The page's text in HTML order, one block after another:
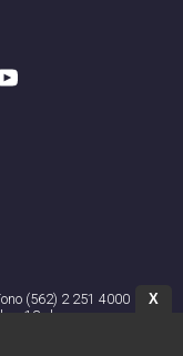
(562) 2 251 4000
13.cl
X